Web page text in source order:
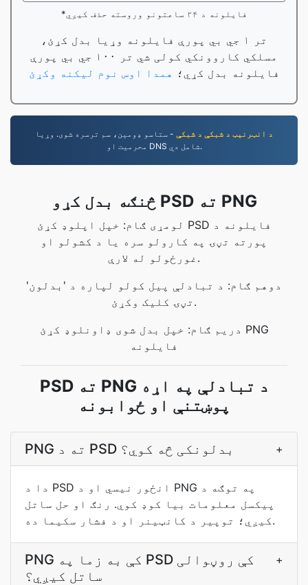
*فایلونه د ۲۴ ساعتونو وروسته حذف کیږي
تر ۱ جي بي پورې فایلونه وړیا بدل کړئ،
مسلکي کاروونکي کولی شي تر ۱۰۰ جي بي پورې
فایلونه بدل کړي؛ همدا اوس نوم لیکنه وکړئ
د انټرنېټ د شبکې د شبکې - ستاسو ډومین، سم ترسره شوی. وړیا
محرمیت او DNS شامل دي.
څنګه بدل کړو PSD ته PNG
لومړی ګام: خپل اپلوډ کړئ PSD فایلونه د
پورته تڼۍ په کارولو سره یا د کشولو او
غورځولو له لارې.
دوهم ګام: د تبادلې پیل کولو لپاره د 'بدلون'
تڼۍ کلیک وکړئ.
دریم ګام: خپل بدل شوی ډاونلوډ کړئ PNG
فایلونه
PSD ته PNG د تبادلې په اړه
پوښتنې او ځوابونه
PNG ته د PSD بدلونکی څه کوي؟ +
دا د PSD انځور نیسي او د PNG په توګه د
پیکسل معلومات بیا کوډ کوي. رنګ او حل ساتل
کیږي؛ توپیر د کانټینر او د فشار سکیما ده.
PNG کې به زما په PSD کې روڼوالی
ساتل کيږي؟
+